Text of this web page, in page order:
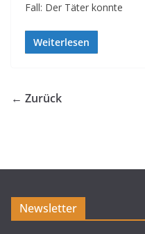
Fall: Der Täter konnte
Weiterlesen
← Zurück
Newsletter